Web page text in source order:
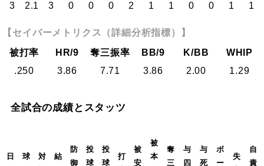
3 2.1 3 0 0 0 2 1 1 0 0 1 1
【セイバーメトリクス（詳細分析指標）】
被打率
HR/9 奪三振率 BB/9 K/BB
WHIP
.250
3.86 7.71 3.86 2.00 1.29
全試合の成績とスタッツ
日
球
対
結
防
御
投
球
投
球
打
被
安
被
本
奪
三
与
四
与
死
ボ
ー
失
自
責